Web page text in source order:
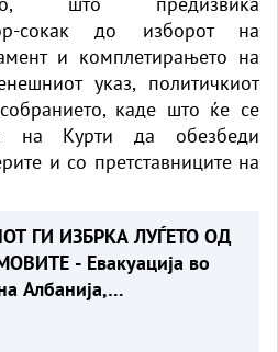
сокак до изборот на
и комплетирањето на
указ, политичкиот
каде што ќе се
на Курти да обезбеди
и со претставниците на
ГИ ИЗБРКА ЛУЃЕТО ОД
- Евакуација во
Албанија,